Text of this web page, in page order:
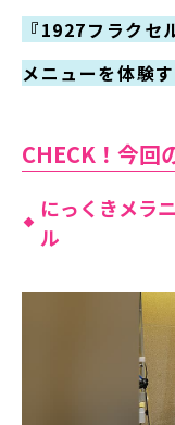
『1927フラク
メニューを体験
CHECK！今回
にっくきメラ
ル